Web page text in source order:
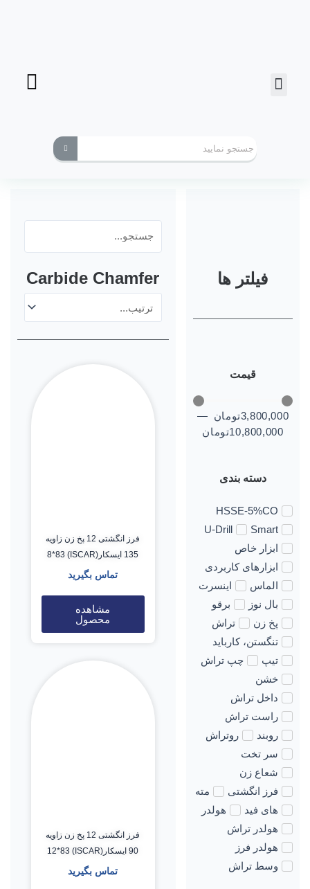
فیلتر ها
قیمت
3,800,000تومان —
10,800,000تومان
دسته بندی
HSSE-5%CO
Smart
U-Drill
ابزار خاص
ابزارهای کاربردی
الماس
اینسرت
بال نوز
برقو
پخ زن
تراش
تنگستن، کارباید
تیپ
چپ تراش
خشن
داخل تراش
راست تراش
روبند
روتراش
سر تخت
شعاع زن
فرز انگشتی
مته
های فید
هولدر
هولدر تراش
هولدر فرز
وسط تراش
Carbide Chamfer
فرز انگشتی 12 پخ زن زاویه
135 ایسکار(ISCAR) 8*83
تماس بگیرید
مشاهده
محصول
فرز انگشتی 12 پخ زن زاویه
90 ایسکار(ISCAR) 12*83
تماس بگیرید